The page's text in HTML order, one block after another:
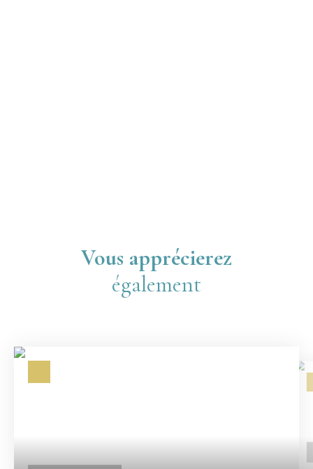
Vous apprécierez
également